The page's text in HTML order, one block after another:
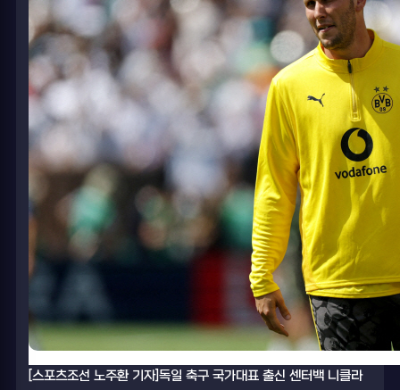
[스포츠조선 노주환 기자]독일 축구 국가대표 출신 센터백 니클라